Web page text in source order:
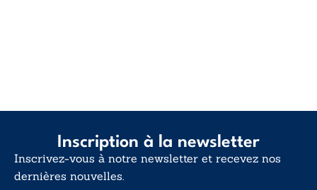
Inscription à la newsletter
Inscrivez-vous à notre newsletter et recevez nos
dernières nouvelles.